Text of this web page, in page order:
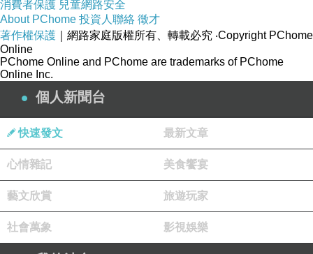
*
*
消費者保護 兒童網路安全
About PChome 投資人聯絡 徵才
著作權保護 ｜網路家庭版權所有、轉載必究 ‧Copyright PChome
Online
PChome Online and PChome are trademarks of PChome
Online Inc.
個人新聞台
快速發文 最新文章
心情雜記 美食饗宴
藝文欣賞 旅遊玩家
社會萬象 影視娛樂